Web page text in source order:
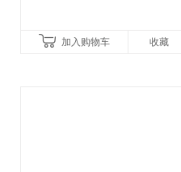
加入购物车 收藏